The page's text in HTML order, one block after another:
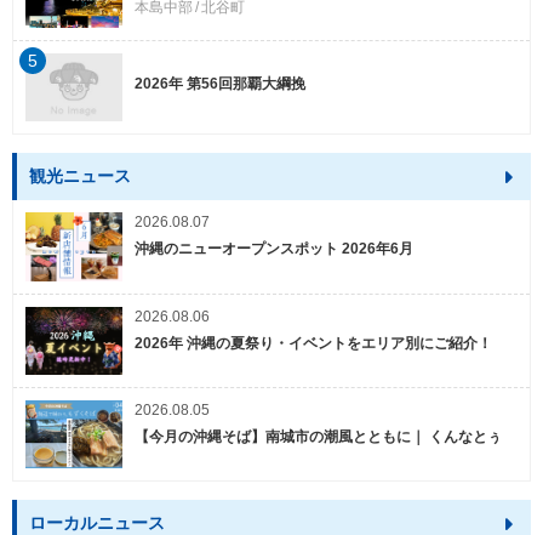
本島中部 北谷町
2026年 第56回那覇大綱挽
5
観光ニュース
2026.08.07
沖縄のニューオープンスポット 2026年6月
2026.08.06
2026年 沖縄の夏祭り・イベントをエリア別にご紹介！
2026.08.05
【今月の沖縄そば】南城市の潮風とともに｜ くんなとぅ
ローカルニュース